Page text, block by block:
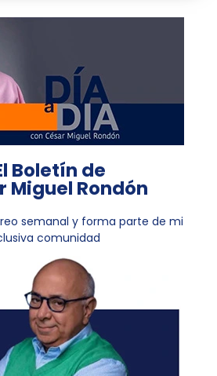
Boletín de
Miguel Rondón
semanal y forma parte de mi
comunidad